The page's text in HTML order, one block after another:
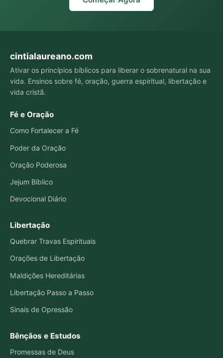
cintialaureano.com
Ativar os princípios bíblicos para liberar o sobrenatural na sua
vida. Ensinos sobre fé, oração, guerra espiritual, libertação e
vida cristã.
Fé e Oração
Como Fortalecer a Fé
Poder da Oração
Oração Poderosa
Jejum Bíblico
Devocional Diário
Libertação
Quebrar Travas Espirituais
Orações de Libertação
Maldições Hereditárias
Libertação Passo a Passo
Sinais de Opressão
Bênçãos e Estudos
Promessas de Deus